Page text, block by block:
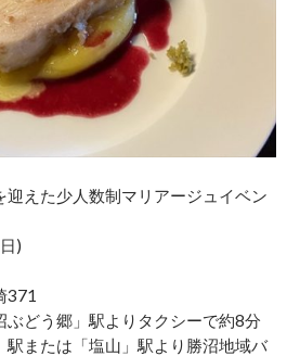
迎えた少人数制マリアージュイベン
)
371
ぶどう郷」駅よりタクシーで約8分
または「塩山」駅より勝沼地域バ